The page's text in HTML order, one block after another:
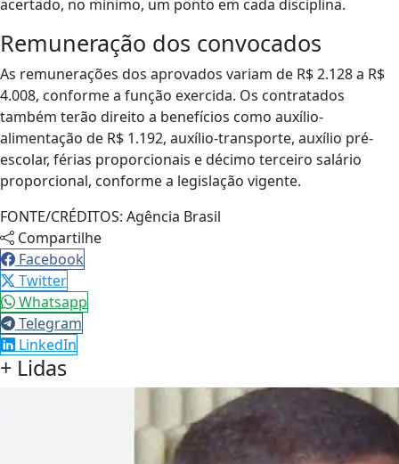
acertado, no mínimo, um ponto em cada disciplina.
Remuneração dos convocados
As remunerações dos aprovados variam de R$ 2.128 a R$
4.008, conforme a função exercida. Os contratados
também terão direito a benefícios como auxílio-
alimentação de R$ 1.192, auxílio-transporte, auxílio pré-
escolar, férias proporcionais e décimo terceiro salário
proporcional, conforme a legislação vigente.
FONTE/CRÉDITOS: Agência Brasil
Compartilhe
Facebook
Twitter
Whatsapp
Telegram
LinkedIn
+ Lidas